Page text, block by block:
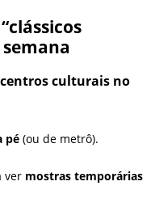
culturais no
pé (ou de metrô).
ver mostras temporárias